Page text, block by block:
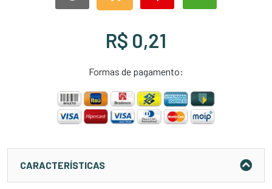
R$ 0,21
Formas de pagamento:
CARACTERÍSTICAS